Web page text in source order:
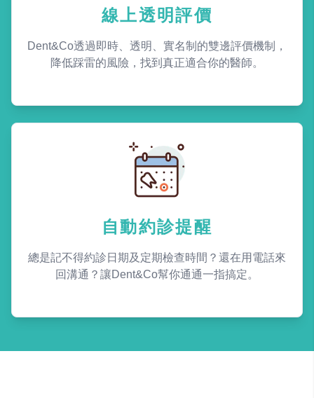
線上透明評價
Dent&Co透過即時、透明、實名制的雙邊評價機制，
降低踩雷的風險，找到真正適合你的醫師。
自動約診提醒
總是記不得約診日期及定期檢查時間？還在用電話來
回溝通？讓Dent&Co幫你通通一指搞定。